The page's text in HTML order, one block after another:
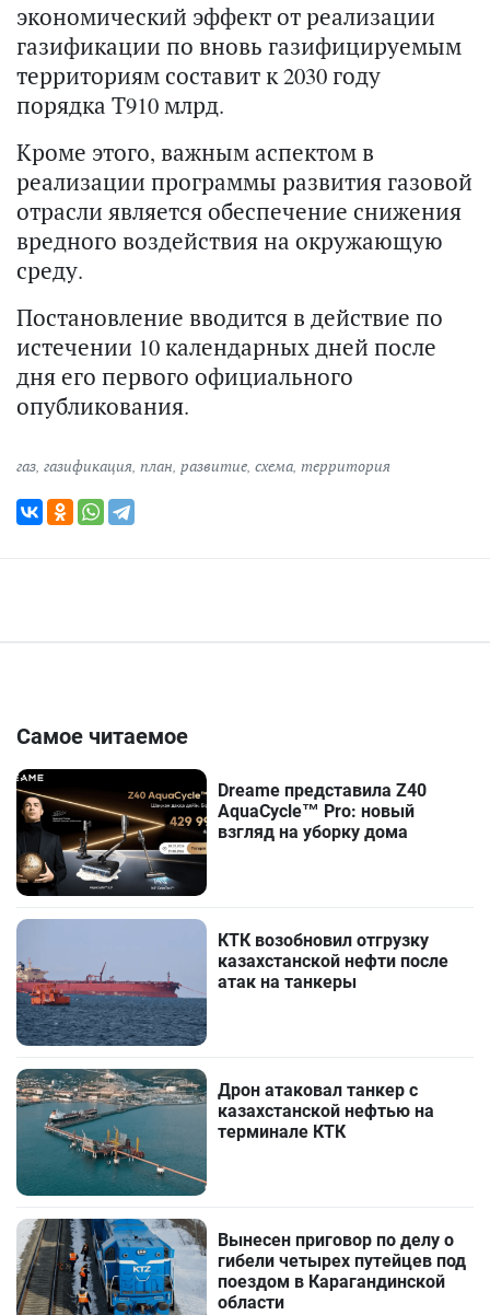
экономический эффект от реализации
газификации по вновь газифицируемым
территориям составит к 2030 году
порядка Т910 млрд.
Кроме этого, важным аспектом в
реализации программы развития газовой
отрасли является обеспечение снижения
вредного воздействия на окружающую
среду.
Постановление вводится в действие по
истечении 10 календарных дней после
дня его первого официального
опубликования.
газ, газификация, план, развитие, схема, территория
Самое читаемое
Dreame представила Z40
AquaCycle™ Pro: новый
взгляд на уборку дома
КТК возобновил отгрузку
казахстанской нефти после
атак на танкеры
Дрон атаковал танкер с
казахстанской нефтью на
терминале КТК
Вынесен приговор по делу о
гибели четырех путейцев под
поездом в Карагандинской
области